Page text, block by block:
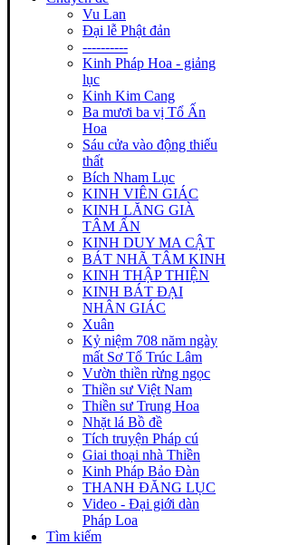
Vu Lan
Đại lễ Phật đản
----------
Kinh Pháp Hoa - giảng
lục
Kinh Kim Cang
Ba mươi ba vị Tổ Ấn
Hoa
Sáu cửa vào động thiếu
thất
Bích Nham Lục
KINH VIÊN GIÁC
KINH LĂNG GIÀ
TÂM ẤN
KINH DUY MA CẬT
BÁT NHÃ TÂM KINH
KINH THẬP THIỆN
KINH BÁT ĐẠI
NHÂN GIÁC
Xuân
Kỷ niệm 708 năm ngày
mất Sơ Tổ Trúc Lâm
Vườn thiền rừng ngọc
Thiền sư Việt Nam
Thiền sư Trung Hoa
Nhặt lá Bồ đề
Tích truyện Pháp cú
Giai thoại nhà Thiền
Kinh Pháp Bảo Đàn
THANH ĐĂNG LỤC
Video - Đại giới dàn
Pháp Loa
Tìm kiếm